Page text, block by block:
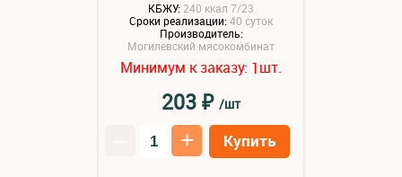
КБЖУ:240 ккал 7/23
Сроки реализации:40 суток
Производитель:
Могилевский мясокомбинат
Минимум к заказу: 1шт.
203₽ /шт
+ Купить